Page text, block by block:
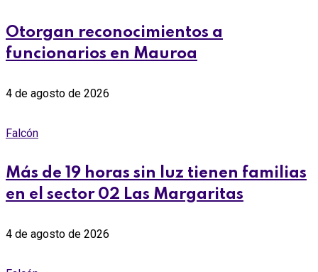
Otorgan reconocimientos a
funcionarios en Mauroa
4 de agosto de 2026
Falcón
Más de 19 horas sin luz tienen familias
en el sector 02 Las Margaritas
4 de agosto de 2026